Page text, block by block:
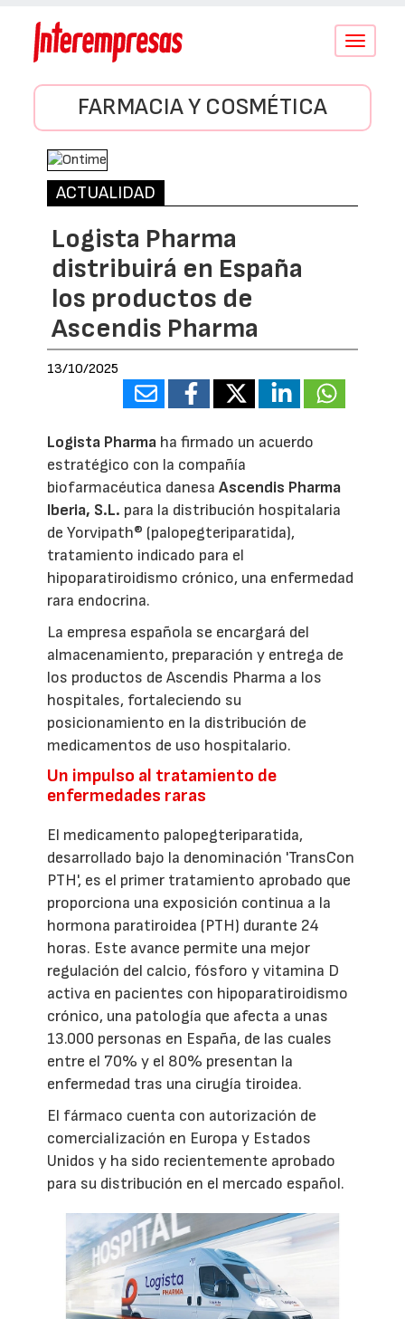
Conmutar
FARMACIA Y COSMÉTICA
ACTUALIDAD
Logista Pharma
distribuirá en España
los productos de
Ascendis Pharma
13/10/2025
Logista Pharma ha firmado un acuerdo
estratégico con la compañía
biofarmacéutica danesaAscendis Pharma
Iberia, S.L. para la distribución hospitalaria
de Yorvipath® (palopegteriparatida),
tratamiento indicado para el
hipoparatiroidismo crónico, una enfermedad
rara endocrina.
La empresa española se encargará del
almacenamiento, preparación y entrega de
los productos de Ascendis Pharma a los
hospitales, fortaleciendo su
posicionamiento en la distribución de
medicamentos de uso hospitalario.
Un impulso al tratamiento de
enfermedades raras
El medicamento palopegteriparatida,
desarrollado bajo la denominación 'TransCon
PTH', es el primer tratamiento aprobado que
proporciona una exposición continua a la
hormona paratiroidea (PTH) durante 24
horas. Este avance permite una mejor
regulación del calcio, fósforo y vitamina D
activa en pacientes con hipoparatiroidismo
crónico, una patología que afecta a unas
13.000 personas en España, de las cuales
entre el 70% y el 80% presentan la
enfermedad tras una cirugía tiroidea.
El fármaco cuenta con autorización de
comercialización en Europa y Estados
Unidos y ha sido recientemente aprobado
para su distribución en el mercado español.